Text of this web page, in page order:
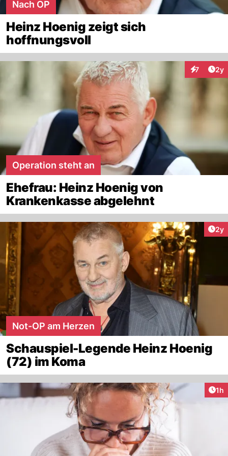
Nach OP
Heinz Hoenig zeigt sich
hoffnungsvoll
7 2y
Operation steht an
Ehefrau: Heinz Hoenig von
Krankenkasse abgelehnt
2y
Not-OP am Herzen
Schauspiel-Legende Heinz Hoenig
(72) im Koma
1h